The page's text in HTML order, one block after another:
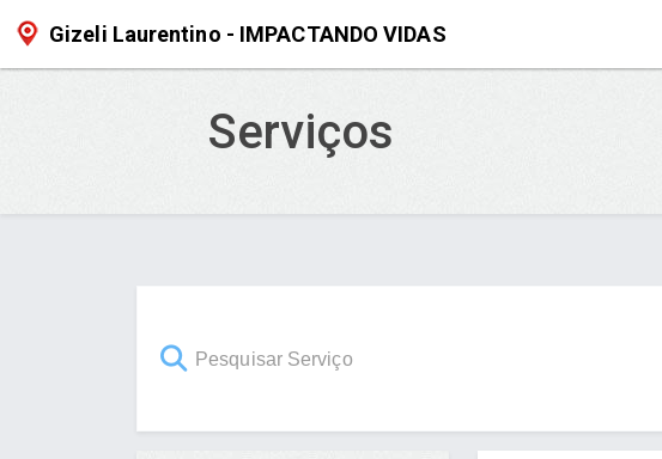
Gizeli Laurentino - IMPACTANDO VIDAS
Serviços